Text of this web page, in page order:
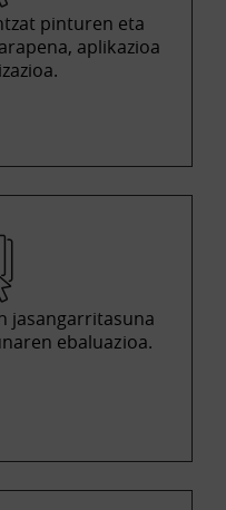
pinturen eta
aplikazioa
jasangarritasuna
ebaluazioa.